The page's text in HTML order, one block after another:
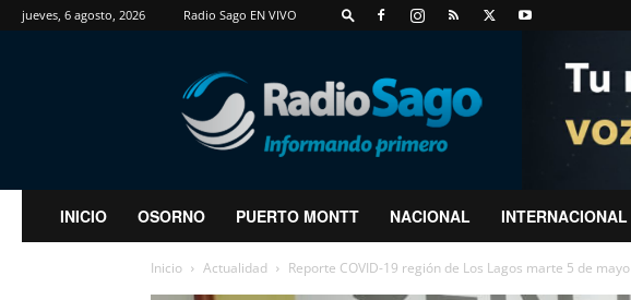
jueves, 6 agosto, 2026 Radio Sago EN VIVO
RadioSago
INICIO OSORNO PUERTO MONTT NACIONAL INTERNACIONAL
Inicio Actualidad Reporte COVID-19 región de Los Lagos marte 5 de mayo